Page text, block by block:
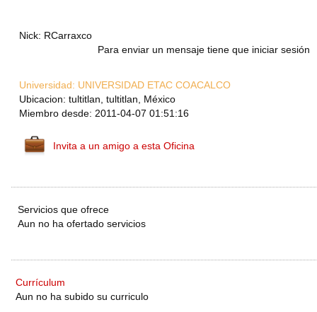
Nick: RCarraxco
Para enviar un mensaje tiene que iniciar sesión
Universidad: UNIVERSIDAD ETAC COACALCO
Ubicacion: tultitlan, tultitlan, México
Miembro desde: 2011-04-07 01:51:16
Invita a un amigo a esta Oficina
Servicios que ofrece
Aun no ha ofertado servicios
Currículum
Aun no ha subido su curriculo